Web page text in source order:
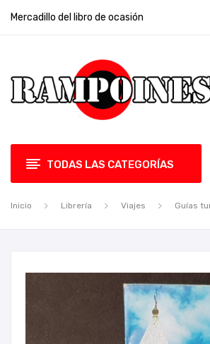
Mercadillo del libro de ocasión
TODAS LAS CATEGORÍAS
Inicio Librería Viajes Guías